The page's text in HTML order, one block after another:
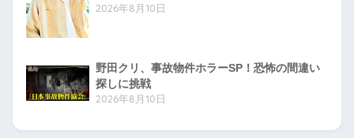
2026年8月10日
野田クリ、事故物件ホラーSP！恐怖の間違い
探しに挑戦
2026年8月10日